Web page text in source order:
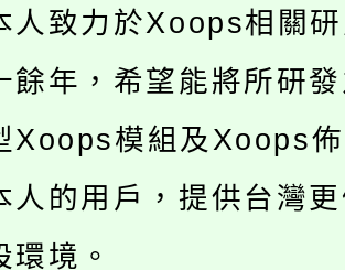
網。
至27日，桃園電
桃園市運動會8/
場及游泳池舉行。
市低收入戶享有免
優惠，中低收入戶
優惠，詳情可洽有
自造教育及科技中
增能研習
自造教育及科技中
人致力於Xoops相關
餘年，希望能將所研
Xoops模組及Xoops
人的用戶，提供台灣
環境。